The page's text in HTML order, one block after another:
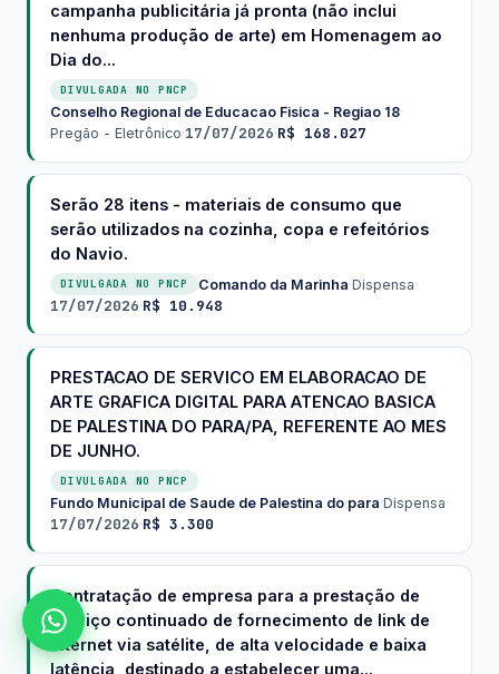
campanha publicitária já pronta (não inclui
nenhuma produção de arte) em Homenagem ao
Dia do...
DIVULGADA NO PNCP
Conselho Regional de Educacao Fisica - Regiao 18·
Pregão - Eletrônico·17/07/2026·R$ 168.027
Serão 28 itens - materiais de consumo que
serão utilizados na cozinha, copa e refeitórios
do Navio.
DIVULGADA NO PNCP Comando da Marinha·Dispensa·
17/07/2026·R$ 10.948
PRESTACAO DE SERVICO EM ELABORACAO DE
ARTE GRAFICA DIGITAL PARA ATENCAO BASICA
DE PALESTINA DO PARA/PA, REFERENTE AO MES
DE JUNHO.
DIVULGADA NO PNCP
Fundo Municipal de Saude de Palestina do para·Dispensa·
17/07/2026·R$ 3.300
Contratação de empresa para a prestação de
serviço continuado de fornecimento de link de
internet via satélite, de alta velocidade e baixa
latência, destinado a estabelecer uma...